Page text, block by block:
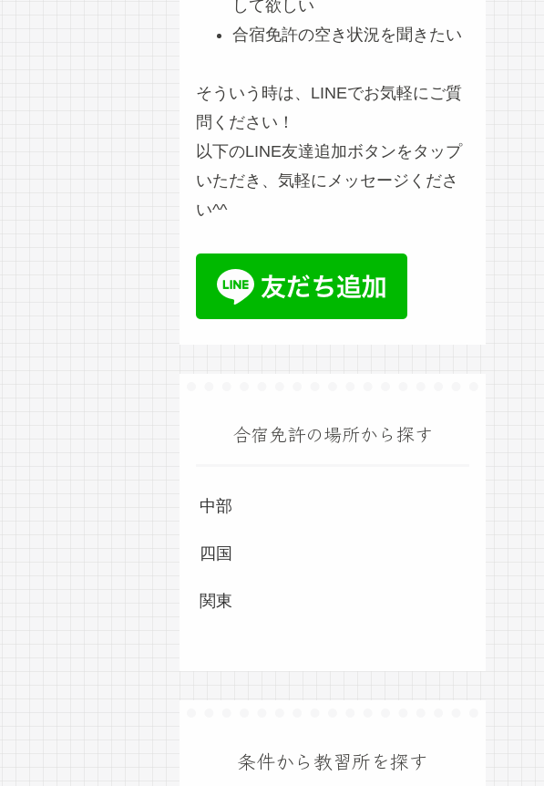
して欲しい
合宿免許の空き状況を聞きたい
そういう時は、LINEでお気軽にご質
問ください！
以下のLINE友達追加ボタンをタップ
いただき、気軽にメッセージくださ
い^^
合宿免許の場所から探す
中部
四国
関東
条件から教習所を探す